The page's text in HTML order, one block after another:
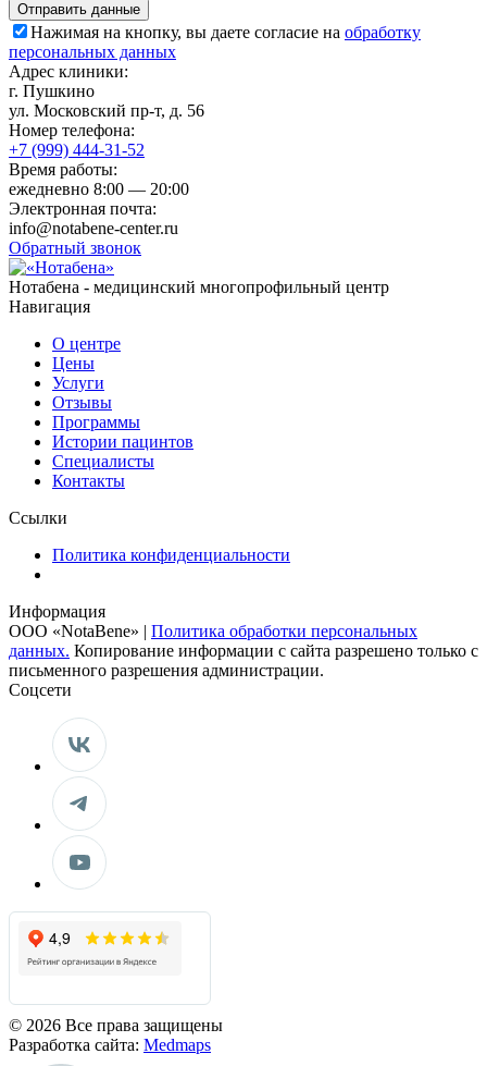
Нажимая на кнопку, вы даете согласие на обработку
персональных данных
Адрес клиники:
г. Пушкино
ул. Московский пр-т, д. 56
Номер телефона:
+7 (999) 444-31-52
Время работы:
ежедневно 8:00 — 20:00
Электронная почта:
info@notabene-center.ru
Обратный звонок
Нотабена - медицинский многопрофильный центр
Навигация
О центре
Цены
Услуги
Отзывы
Программы
Истории пацинтов
Специалисты
Контакты
Ссылки
Политика конфиденциальности
Информация
ООО «NotaBene» | Политика обработки персональных
данных. Копирование информации с сайта разрешено только с
письменного разрешения администрации.
Соцсети
© 2026 Все права защищены
Разработка сайта: Medmaps